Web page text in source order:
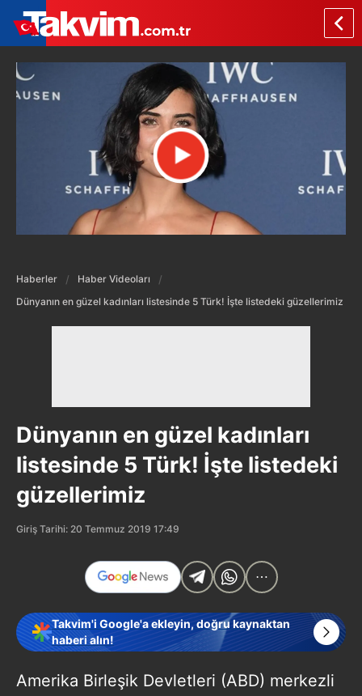
Haberler
Haber Videoları
Dünyanın en güzel kadınları listesinde 5 Türk! İşte listedeki güzellerimiz
Dünyanın en güzel kadınları
listesinde 5 Türk! İşte listedeki
güzellerimiz
Giriş Tarihi: 20 Temmuz 2019 17:49
Takvim'i Google'a ekleyin, doğru kaynaktan
haberi alın!
Amerika Birleşik Devletleri (ABD) merkezli